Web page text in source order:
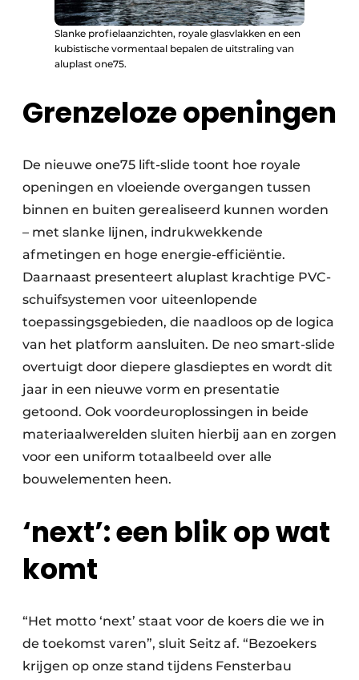
Slanke profielaanzichten, royale glasvlakken en een
kubistische vormentaal bepalen de uitstraling van
aluplast one75.
Grenzeloze openingen
De nieuwe one75 lift-slide toont hoe royale
openingen en vloeiende overgangen tussen
binnen en buiten gerealiseerd kunnen worden
– met slanke lijnen, indrukwekkende
afmetingen en hoge energie-efficiëntie.
Daarnaast presenteert aluplast krachtige PVC-
schuifsystemen voor uiteenlopende
toepassingsgebieden, die naadloos op de logica
van het platform aansluiten. De neo smart-slide
overtuigt door diepere glasdieptes en wordt dit
jaar in een nieuwe vorm en presentatie
getoond. Ook voordeuroplossingen in beide
materiaalwerelden sluiten hierbij aan en zorgen
voor een uniform totaalbeeld over alle
bouwelementen heen.
‘next’: een blik op wat
komt
“Het motto ‘next’ staat voor de koers die we in
de toekomst varen”, sluit Seitz af. “Bezoekers
krijgen op onze stand tijdens Fensterbau